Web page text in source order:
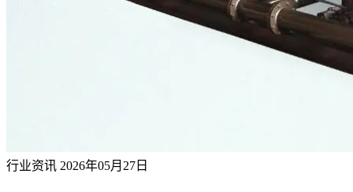
行业资讯 2026年05月27日